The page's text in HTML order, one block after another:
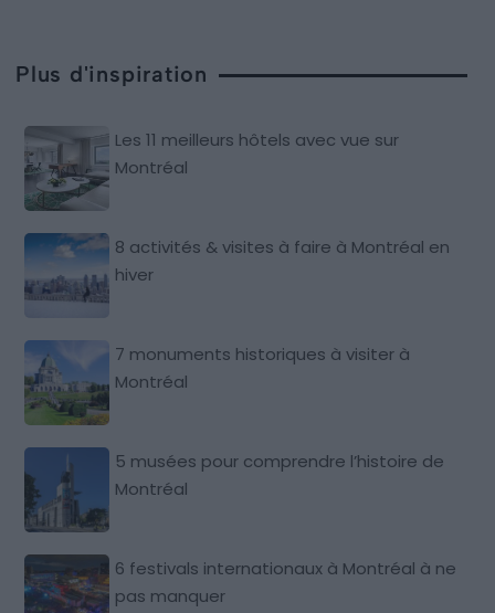
Plus d'inspiration
Les 11 meilleurs hôtels avec vue sur
Montréal
8 activités & visites à faire à Montréal en
hiver
7 monuments historiques à visiter à
Montréal
5 musées pour comprendre l’histoire de
Montréal
6 festivals internationaux à Montréal à ne
pas manquer